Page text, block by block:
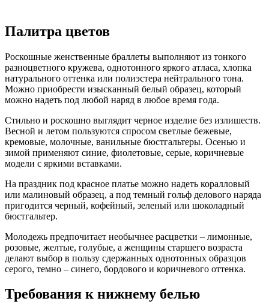
Палитра цветов
Роскошные женственные браллеты выполняют из тонкого
разноцветного кружева, однотонного яркого атласа, хлопка
натурального оттенка или полиэстера нейтрального тона.
Можно приобрести изысканный белый образец, который
можно надеть под любой наряд в любое время года.
Стильно и роскошно выглядит черное изделие без излишеств.
Весной и летом пользуются спросом светлые бежевые,
кремовые, молочные, ванильные бюстгальтеры. Осенью и
зимой применяют синие, фиолетовые, серые, коричневые
модели с яркими вставками.
На праздник под красное платье можно надеть коралловый
или малиновый образец, а под темный гольф делового наряда
пригодится черный, кофейный, зеленый или шоколадный
бюстгальтер.
Молодежь предпочитает необычнее расцветки – лимонные,
розовые, желтые, голубые, а женщины старшего возраста
делают выбор в пользу сдержанных однотонных образцов
серого, темно – синего, бордового и коричневого оттенка.
Требования к нижнему белью